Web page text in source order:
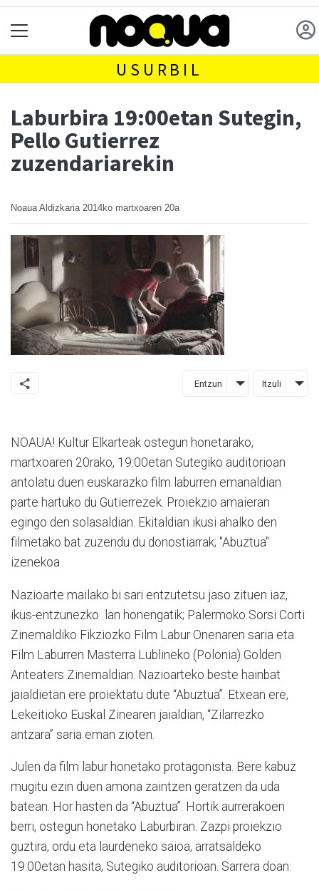
USURBIL
Laburbira 19:00etan Sutegin,
Pello Gutierrez
zuzendariarekin
Noaua Aldizkaria 2014ko martxoaren 20a
Entzun Itzuli
NOAUA! Kultur Elkarteak ostegun honetarako,
martxoaren 20rako, 19:00etan Sutegiko auditorioan
antolatu duen euskarazko film laburren emanaldian
parte hartuko du Gutierrezek. Proiekzio amaieran
egingo den solasaldian. Ekitaldian ikusi ahalko den
filmetako bat zuzendu du donostiarrak; "Abuztua"
izenekoa.
Nazioarte mailako bi sari entzutetsu jaso zituen iaz,
ikus-entzunezko lan honengatik; Palermoko Sorsi Corti
Zinemaldiko Fikziozko Film Labur Onenaren saria eta
Film Laburren Masterra Lublineko (Polonia) Golden
Anteaters Zinemaldian. Nazioarteko beste hainbat
jaialdietan ere proiektatu dute “Abuztua”. Etxean ere,
Lekeitioko Euskal Zinearen jaialdian, “Zilarrezko
antzara” saria eman zioten.
Julen da film labur honetako protagonista. Bere kabuz
mugitu ezin duen amona zaintzen geratzen da uda
batean. Hor hasten da “Abuztua”. Hortik aurrerakoen
berri, ostegun honetako Laburbiran. Zazpi proiekzio
guztira, ordu eta laurdeneko saioa, arratsaldeko
19:00etan hasita, Sutegiko auditorioan. Sarrera doan: